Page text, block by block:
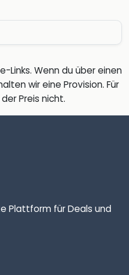
Links. Wenn du über einen
wir eine Provision. Für
Preis nicht.
Plattform für Deals und